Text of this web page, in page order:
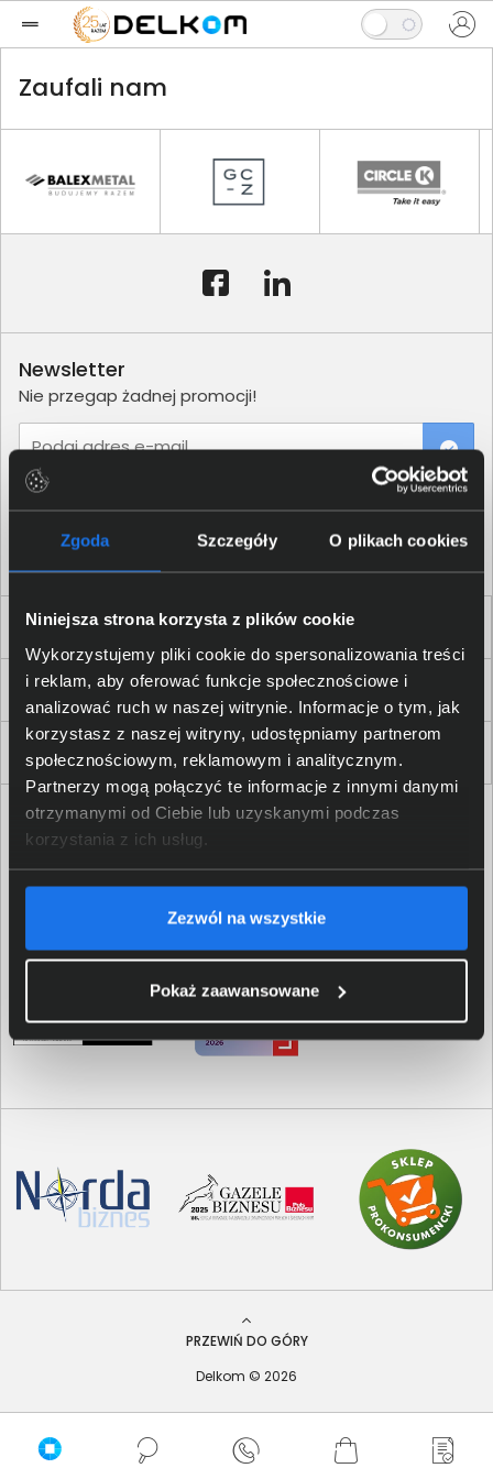
Zgoda Szczegóły O plikach cookies
Niniejsza strona korzysta z plików cookie
Wykorzystujemy pliki cookie do spersonalizowania treści
i reklam, aby oferować funkcje społecznościowe i
analizować ruch w naszej witrynie. Informacje o tym, jak
korzystasz z naszej witryny, udostępniamy partnerom
społecznościowym, reklamowym i analitycznym.
Partnerzy mogą połączyć te informacje z innymi danymi
otrzymanymi od Ciebie lub uzyskanymi podczas
korzystania z ich usług.
Zezwól na wszystkie
Pokaż zaawansowane
Zaufali nam
Dla Firm i Instytucji
Zakupy
Delkom 2000
Newsletter
Nie przegap żadnej promocji!
Podaj adres e-mail
PRZEWIŃ DO GÓRY
Delkom © 2026